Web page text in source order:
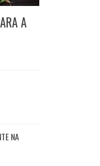
A
NA